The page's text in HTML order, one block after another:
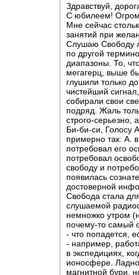
Здравствуй,
С юбилеем!
Мне сейчас
занятий при
Слушаю Свободу
по другой
диапазоны. То,
мегагерц, выше
глушили только
чистейший
собирали свои
подряд. Жаль
строго-серьезно,
Би-би-си, Голосу
примерно так: А.
потребовал его
потребовал
свободу и
появилась
достоверной
Свобода стала
слушаемой
немножко утром
почему-то самый
- что попадется,
- например,
в экспедициях,
ионосфере.
магнитной бури,